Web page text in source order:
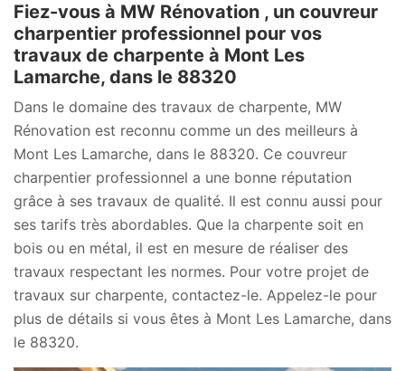
Fiez-vous à MW Rénovation , un couvreur
charpentier professionnel pour vos
travaux de charpente à Mont Les
Lamarche, dans le 88320
Dans le domaine des travaux de charpente, MW
Rénovation est reconnu comme un des meilleurs à
Mont Les Lamarche, dans le 88320. Ce couvreur
charpentier professionnel a une bonne réputation
grâce à ses travaux de qualité. Il est connu aussi pour
ses tarifs très abordables. Que la charpente soit en
bois ou en métal, il est en mesure de réaliser des
travaux respectant les normes. Pour votre projet de
travaux sur charpente, contactez-le. Appelez-le pour
plus de détails si vous êtes à Mont Les Lamarche, dans
le 88320.